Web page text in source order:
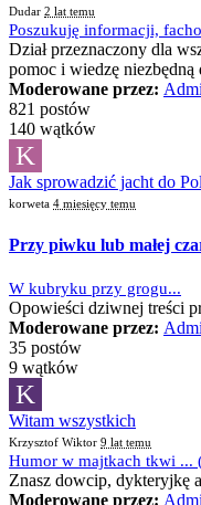
Dudar 2 lat temu
Poszukuję informacji,
Dział przeznaczony dla
pomoc i wiedzę
Moderowane przez:
821 postów
140 wątków
K
Jak sprowadzić jacht do
korweta 4 miesięcy temu
Przy piwku lub małej
W kubryku przy grogu...
Opowieści dziwnej treści
Moderowane przez:
35 postów
9 wątków
K
Witam wszystkich
Krzysztof Wiktor 9 lat temu
Humor w majtkach tkwi ...
Znasz dowcip, dykteryjkę
Moderowane przez: